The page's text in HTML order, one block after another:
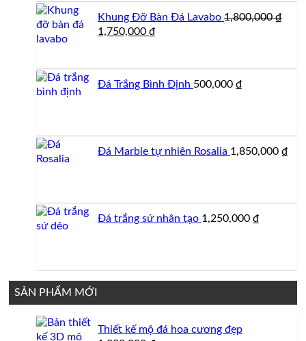
Khung Đỡ Bàn Đá Lavabo 1,800,000₫
Giá
1,750,000 ₫
1,750,000 ₫.
Đá Trắng Bình Định 500,000 ₫
Đá Marble tự nhiên Rosalia 1,850,000 ₫
Đá trắng sứ nhân tạo 1,250,000 ₫
SẢN PHẨM MỚI
Thiết kế mộ đá hoa cương đẹp